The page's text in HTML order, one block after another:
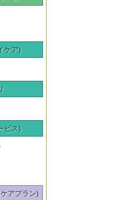
ケア)
ビス)
アプラン)